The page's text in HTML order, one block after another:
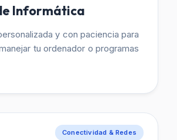
Informática
y con paciencia para
tu ordenador o programas
Conectividad & Redes